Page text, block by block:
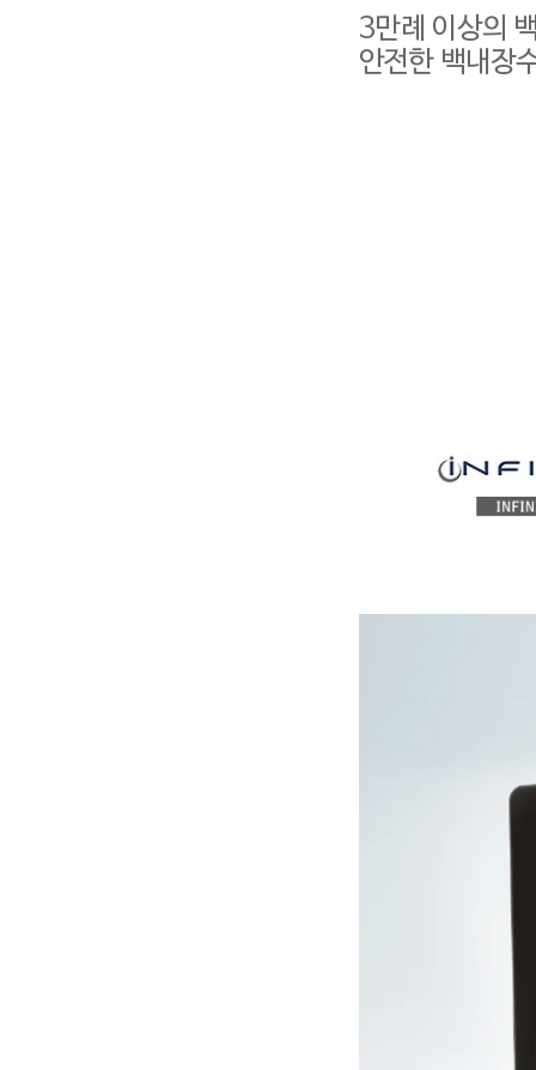
3만례 이상의
안전한 백내장